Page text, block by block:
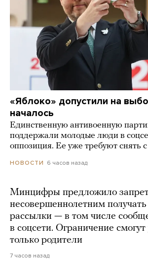
«Яблоко» допустили на
началось
Единственную антивоенную
поддержали молодые люди в
оппозиция. Ее уже требуют снять
НОВОСТИ 6 часов назад
Минцифры предложило
несовершеннолетним
рассылки — в том числе
в соцсети. Ограничение смогут
только родители
7 часов назад